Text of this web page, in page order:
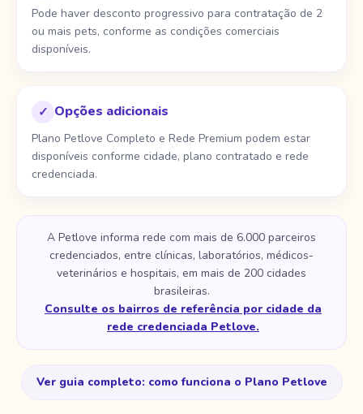
Pode haver desconto progressivo para contratação de 2
ou mais pets, conforme as condições comerciais
disponíveis.
✓ Opções adicionais
Plano Petlove Completo e Rede Premium podem estar
disponíveis conforme cidade, plano contratado e rede
credenciada.
A Petlove informa rede com mais de 6.000 parceiros
credenciados, entre clínicas, laboratórios, médicos-
veterinários e hospitais, em mais de 200 cidades
brasileiras.
Consulte os bairros de referência por cidade da
rede credenciada Petlove.
Ver guia completo: como funciona o Plano Petlove